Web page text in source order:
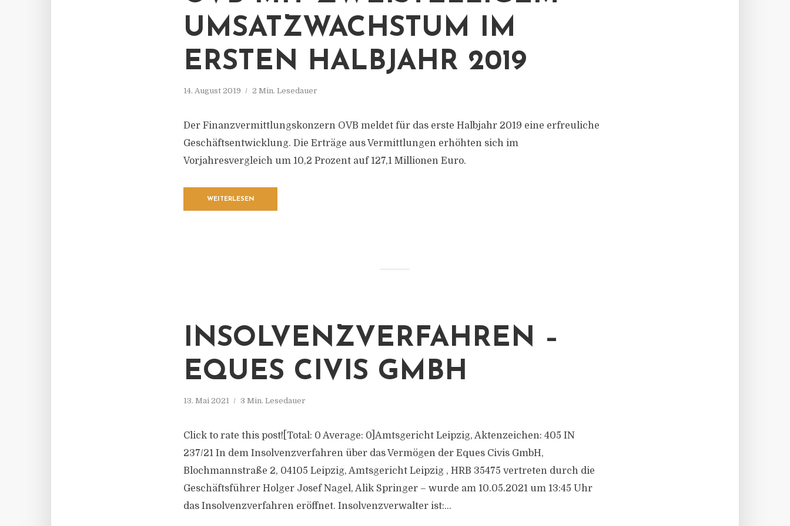
UMSATZWACHSTUM IM
ERSTEN HALBJAHR 2019
14. August 2019 2 Min. Lesedauer
Der Finanzvermittlungskonzern OVB meldet für das erste Halbjahr 2019 eine erfreuliche
Geschäftsentwicklung. Die Erträge aus Vermittlungen erhöhten sich im
Vorjahresvergleich um 10,2 Prozent auf 127,1 Millionen Euro.
WEITERLESEN
INSOLVENZVERFAHREN –
EQUES CIVIS GMBH
13. Mai 2021 3 Min. Lesedauer
Click to rate this post![Total: 0 Average: 0]Amtsgericht Leipzig, Aktenzeichen: 405 IN
237/21 In dem Insolvenzverfahren über das Vermögen der Eques Civis GmbH,
Blochmannstraße 2, 04105 Leipzig, Amtsgericht Leipzig , HRB 35475 vertreten durch die
Geschäftsführer Holger Josef Nagel, Alik Springer – wurde am 10.05.2021 um 13:45 Uhr
das Insolvenzverfahren eröffnet. Insolvenzverwalter ist:...